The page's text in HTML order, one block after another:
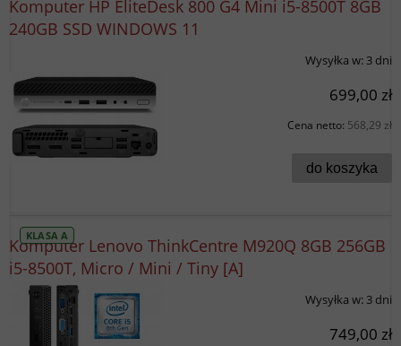
Komputer HP EliteDesk 800 G4 Mini i5-8500T 8GB
240GB SSD WINDOWS 11
Wysyłka w: 3 dni
699,00 zł
Cena netto: 568,29 zł
do koszyka
Komputer Lenovo ThinkCentre M920Q 8GB 256GB
i5-8500T, Micro / Mini / Tiny [A]
KLASA A
Wysyłka w: 3 dni
749,00 zł